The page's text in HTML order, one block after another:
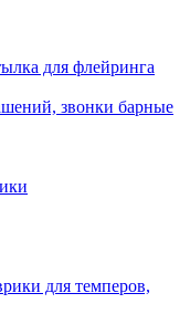
для флейринга
звонки барные
для темперов,